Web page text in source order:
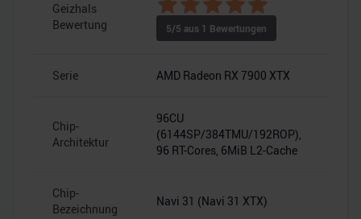
Geizhals
Bewertung
5/5 aus 1 Bewertungen
Serie AMD Radeon RX 7900 XTX
Chip-
Architektur
96CU
(6144SP/384TMU/192ROP),
96 RT-Cores, 6MiB L2-Cache
Chip-
Bezeichnung
Navi 31 (Navi 31 XTX)